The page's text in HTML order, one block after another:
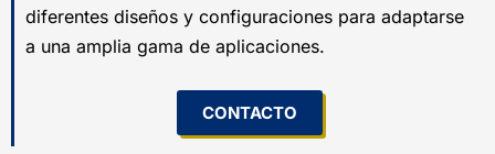
diferentes diseños y configuraciones para adaptarse
a una amplia gama de aplicaciones.
CONTACTO